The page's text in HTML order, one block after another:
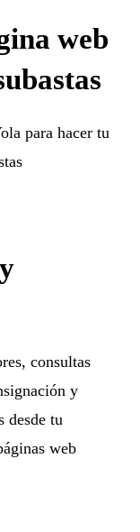
web
para hacer tu
consultas
y
desde tu
web